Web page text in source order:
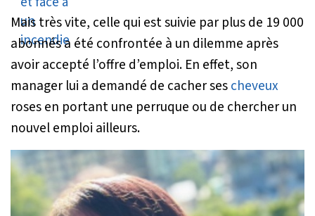
Mais très vite, celle qui est suivie par plus de 19 000
abonnés a été confrontée à un dilemme après
avoir accepté l’offre d’emploi. En effet, son
manager lui a demandé de cacher sescheveux
roses en portant une perruque ou de chercher un
nouvel emploi ailleurs.